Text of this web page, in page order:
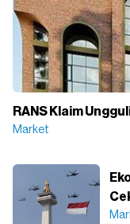
RANS Klaim
Market